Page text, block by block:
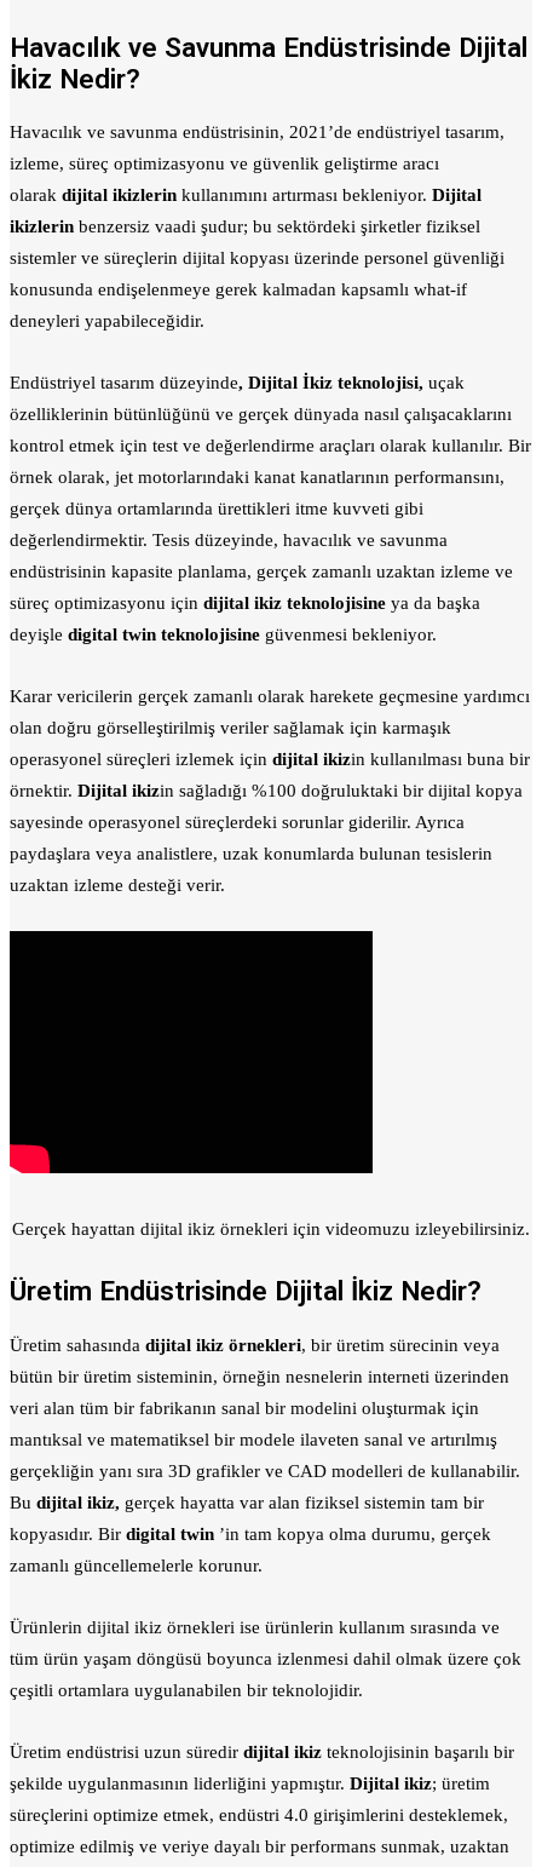
Havacılık ve Savunma Endüstrisinde Dijital
İkiz Nedir?
Havacılık ve savunma endüstrisinin, 2021’de endüstriyel tasarım,
izleme, süreç optimizasyonu ve güvenlik geliştirme aracı
olarak dijital ikizlerin kullanımını artırması bekleniyor. Dijital
ikizlerin benzersiz vaadi şudur; bu sektördeki şirketler fiziksel
sistemler ve süreçlerin dijital kopyası üzerinde personel güvenliği
konusunda endişelenmeye gerek kalmadan kapsamlı what-if
deneyleri yapabileceğidir.
Endüstriyel tasarım düzeyinde, Dijital İkiz teknolojisi, uçak
özelliklerinin bütünlüğünü ve gerçek dünyada nasıl çalışacaklarını
kontrol etmek için test ve değerlendirme araçları olarak kullanılır. Bir
örnek olarak, jet motorlarındaki kanat kanatlarının performansını,
gerçek dünya ortamlarında ürettikleri itme kuvveti gibi
değerlendirmektir. Tesis düzeyinde, havacılık ve savunma
endüstrisinin kapasite planlama, gerçek zamanlı uzaktan izleme ve
süreç optimizasyonu için dijital ikiz teknolojisine ya da başka
deyişle digital twin teknolojisine güvenmesi bekleniyor.
Karar vericilerin gerçek zamanlı olarak harekete geçmesine yardımcı
olan doğru görselleştirilmiş veriler sağlamak için karmaşık
operasyonel süreçleri izlemek için dijital ikizin kullanılması buna bir
örnektir. Dijital ikizin sağladığı %100 doğruluktaki bir dijital kopya
sayesinde operasyonel süreçlerdeki sorunlar giderilir. Ayrıca
paydaşlara veya analistlere, uzak konumlarda bulunan tesislerin
uzaktan izleme desteği verir.
Gerçek hayattan dijital ikiz örnekleri için videomuzu izleyebilirsiniz.
Üretim Endüstrisinde Dijital İkiz Nedir?
Üretim sahasında dijital ikiz örnekleri, bir üretim sürecinin veya
bütün bir üretim sisteminin, örneğin nesnelerin interneti üzerinden
veri alan tüm bir fabrikanın sanal bir modelini oluşturmak için
mantıksal ve matematiksel bir modele ilaveten sanal ve artırılmış
gerçekliğin yanı sıra 3D grafikler ve CAD modelleri de kullanabilir.
Bu dijital ikiz, gerçek hayatta var alan fiziksel sistemin tam bir
kopyasıdır. Bir digital twin ’in tam kopya olma durumu, gerçek
zamanlı güncellemelerle korunur.
Ürünlerin dijital ikiz örnekleri ise ürünlerin kullanım sırasında ve
tüm ürün yaşam döngüsü boyunca izlenmesi dahil olmak üzere çok
çeşitli ortamlara uygulanabilen bir teknolojidir.
Üretim endüstrisi uzun süredir dijital ikiz teknolojisinin başarılı bir
şekilde uygulanmasının liderliğini yapmıştır. Dijital ikiz; üretim
süreçlerini optimize etmek, endüstri 4.0 girişimlerini desteklemek,
optimize edilmiş ve veriye dayalı bir performans sunmak, uzaktan